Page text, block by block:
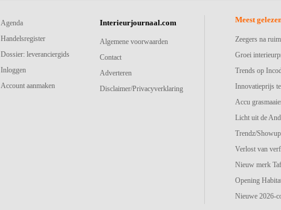
Agenda
Handelsregister
Dossier: leveranciergids
Inloggen
Account aanmaken
Interieurjournaal.com
Algemene voorwaarden
Contact
Adverteren
Disclaimer/Privacyverklaring
Meest
Zeegers na
Groei
Trends op
Innovatieprijs
Accu
Licht uit de
Trendz/
Verlost van
Nieuw merk
Opening
Nieuwe 2026-